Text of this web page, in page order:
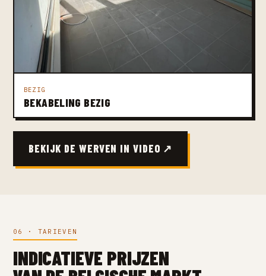
BEZIG
BEKABELING BEZIG
BEKIJK DE WERVEN IN VIDEO ↗
06 · TARIEVEN
INDICATIEVE PRIJZEN